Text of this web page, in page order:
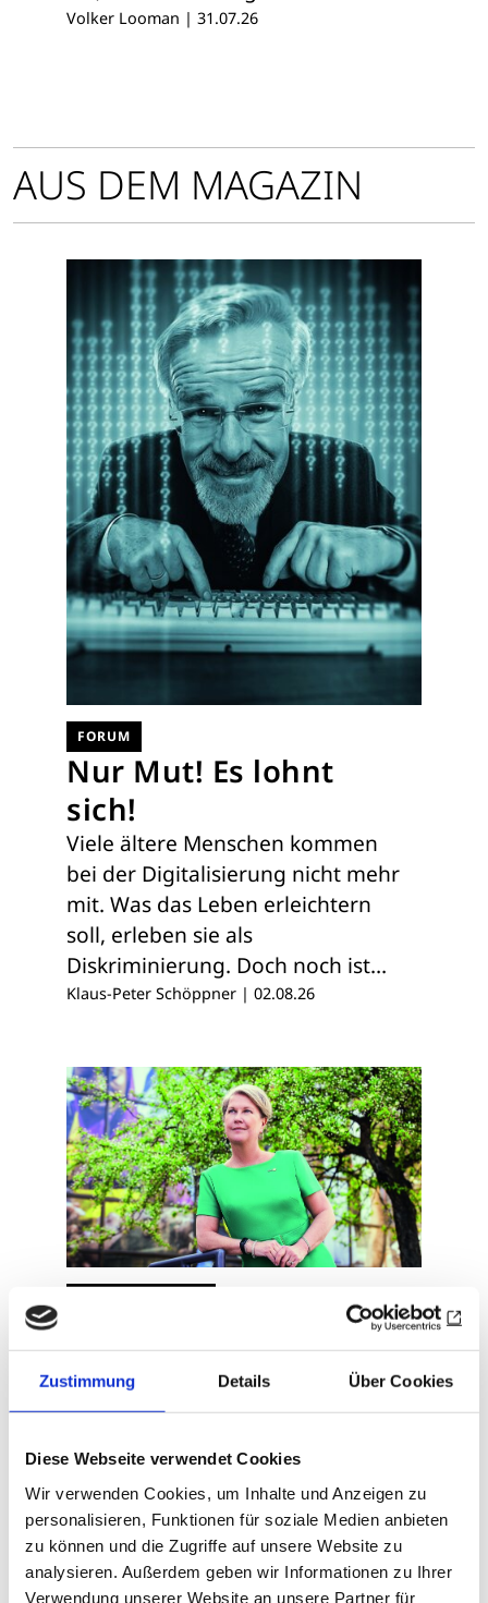
Zustimmung Details Über Cookies
Diese Webseite verwendet Cookies
Wir verwenden Cookies, um Inhalte und Anzeigen zu
personalisieren, Funktionen für soziale Medien anbieten
zu können und die Zugriffe auf unsere Website zu
analysieren. Außerdem geben wir Informationen zu Ihrer
Verwendung unserer Website an unsere Partner für
Volker Looman | 31.07.26
AUS DEM MAGAZIN
FORUM
Nur Mut! Es lohnt
sich!
Viele ältere Menschen kommen
bei der Digitalisierung nicht mehr
mit. Was das Leben erleichtern
soll, erleben sie als
Diskriminierung. Doch noch ist…
Klaus-Peter Schöppner | 02.08.26
Pflege ohne Grenzen
Foundation-Brief
Jennifer Jones
Zum Magazin